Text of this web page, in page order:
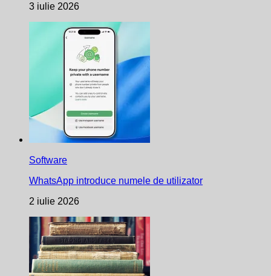
3 iulie 2026
Software
WhatsApp introduce numele de utilizator
2 iulie 2026